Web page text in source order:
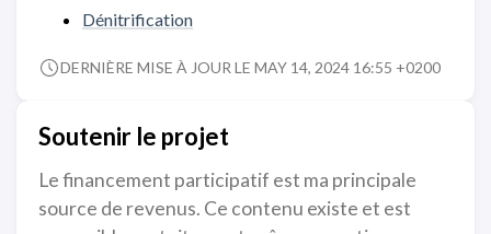
Dénitrification
DERNIÈRE MISE À JOUR LE MAY 14, 2024 16:55 +0200
Soutenir le projet
Le financement participatif est ma principale
source de revenus. Ce contenu existe et est